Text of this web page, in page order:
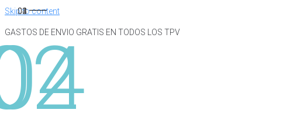
Skip to content
GASTOS DE ENVIO GRATIS EN TODOS LOS TPV